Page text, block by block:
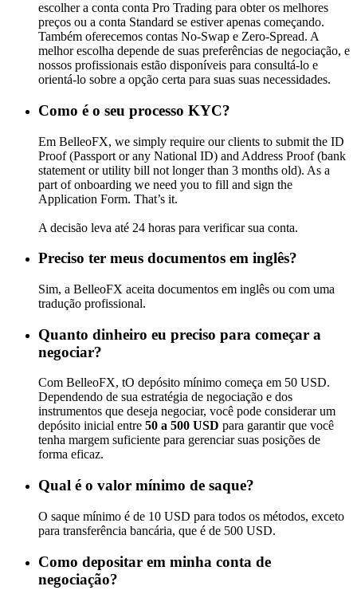
escolher a conta conta Pro Trading para obter os melhores
preços ou a conta Standard se estiver apenas começando.
Também oferecemos contas No-Swap e Zero-Spread. A
melhor escolha depende de suas preferências de negociação, e
nossos profissionais estão disponíveis para consultá-lo e
orientá-lo sobre a opção certa para suas suas necessidades.
Como é o seu processo KYC?
Em BelleoFX, we simply require our clients to submit the ID
Proof (Passport or any National ID) and Address Proof (bank
statement or utility bill not longer than 3 months old). As a
part of onboarding we need you to fill and sign the
Application Form. That’s it.
A decisão leva até 24 horas para verificar sua conta.
Preciso ter meus documentos em inglês?
Sim, a BelleoFX aceita documentos em inglês ou com uma
tradução profissional.
Quanto dinheiro eu preciso para começar a
negociar?
Com BelleoFX, tO depósito mínimo começa em 50 USD.
Dependendo de sua estratégia de negociação e dos
instrumentos que deseja negociar, você pode considerar um
depósito inicial entre 50 a 500 USD para garantir que você
tenha margem suficiente para gerenciar suas posições de
forma eficaz.
Qual é o valor mínimo de saque?
O saque mínimo é de 10 USD para todos os métodos, exceto
para transferência bancária, que é de 500 USD.
Como depositar em minha conta de
negociação?